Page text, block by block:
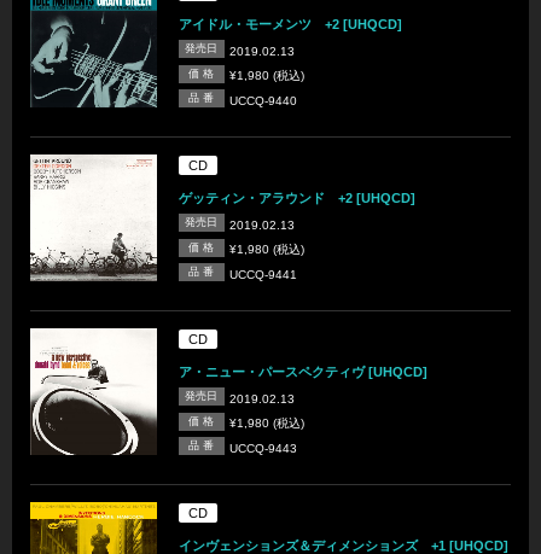
アイドル・モーメンツ +2 [UHQCD]
発売日 2019.02.13
価 格 ¥1,980 (税込)
品 番 UCCQ-9440
CD
ゲッティン・アラウンド +2 [UHQCD]
発売日 2019.02.13
価 格 ¥1,980 (税込)
品 番 UCCQ-9441
CD
ア・ニュー・パースペクティヴ [UHQCD]
発売日 2019.02.13
価 格 ¥1,980 (税込)
品 番 UCCQ-9443
CD
インヴェンションズ＆ディメンションズ +1 [UHQCD]